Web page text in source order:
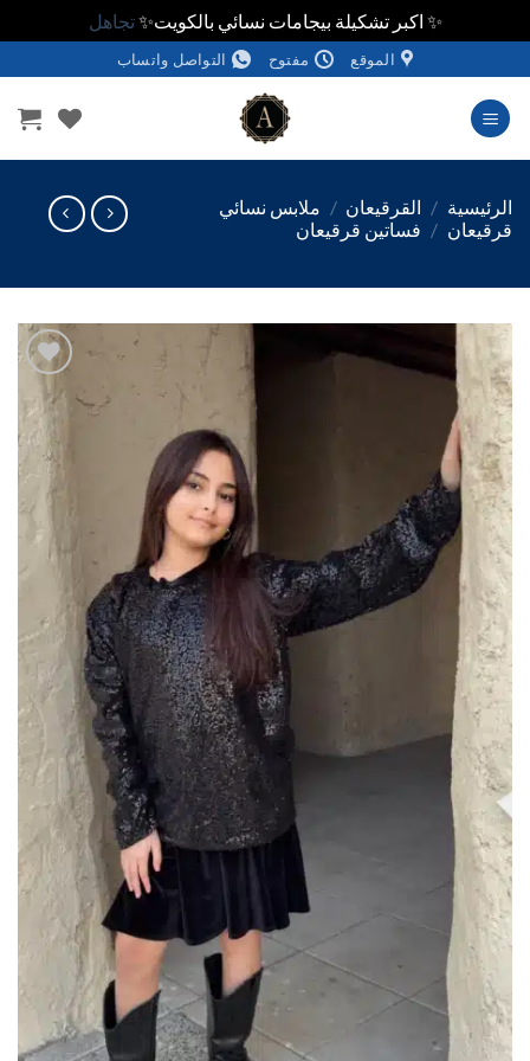
✨ اكبر تشكيلة بيجامات نسائي بالكويت✨تجاهل
الموقع مفتوح التواصل واتساب
/ القرقيعان / ملابس نسائي
/ فساتين قرقيعان
اضف
الي
المفضلة